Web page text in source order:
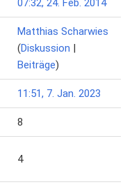
07:32, 24. Feb. 2014
Matthias Scharwies
(Diskussion |
Beiträge)
11:51, 7. Jan. 2023
8
4